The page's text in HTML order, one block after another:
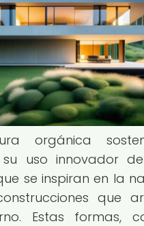
orgánica
uso innovador
se inspiran en la
que
Estas formas,